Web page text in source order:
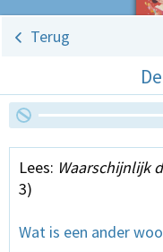
Terug
Lees: Waarschijnlijk
3)
Wat is een ander